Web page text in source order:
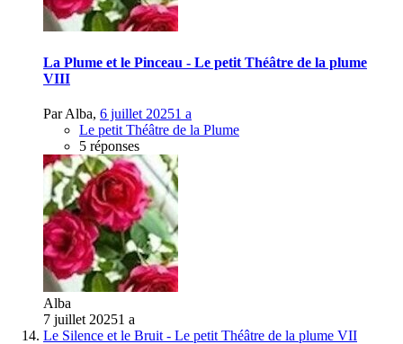
La Plume et le Pinceau - Le petit Théâtre de la plume
VIII
ParAlba, 6 juillet 20251 a
Le petit Théâtre de la Plume
5 réponses
Alba
7 juillet 20251 a
Le Silence et le Bruit - Le petit Théâtre de la plume VII